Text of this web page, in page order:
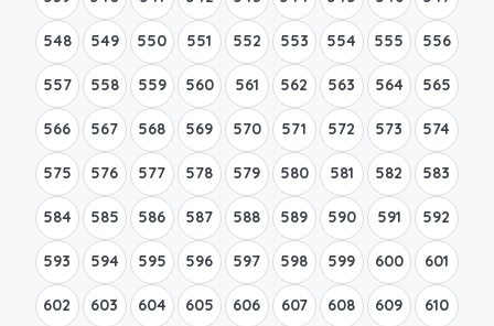
548 549 550 551 552 553 554 555 556
557 558 559 560 561 562 563 564 565
566 567 568 569 570 571 572 573 574
575 576 577 578 579 580 581 582 583
584 585 586 587 588 589 590 591 592
593 594 595 596 597 598 599 600 601
602 603 604 605 606 607 608 609 610